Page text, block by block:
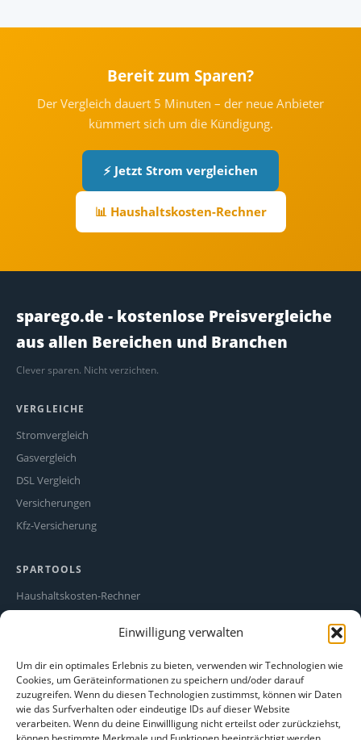
Einwilligung verwalten
Um dir ein optimales Erlebnis zu bieten, verwenden wir Technologien wie
Cookies, um Geräteinformationen zu speichern und/oder darauf
zuzugreifen. Wenn du diesen Technologien zustimmst, können wir Daten
wie das Surfverhalten oder eindeutige IDs auf dieser Website
verarbeiten. Wenn du deine Einwillligung nicht erteilst oder zurückziehst,
Bereit zum Sparen?
Der Vergleich dauert 5 Minuten – der neue Anbieter
kümmert sich um die Kündigung.
⚡ Jetzt Strom vergleichen
📊 Haushaltskosten-Rechner
sparego.de - kostenlose Preisvergleiche
aus allen Bereichen und Branchen
Clever sparen. Nicht verzichten.
VERGLEICHE
Stromvergleich
Gasvergleich
DSL Vergleich
Versicherungen
Kfz-Versicherung
SPARTOOLS
Haushaltskosten-Rechner
Alle Spartipps
RECHTLICHES
Impressum